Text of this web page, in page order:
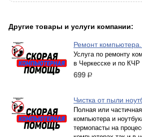
Другие товары и услуги компании:
Ремонт компьютера.
Услуга по ремонту
в Черкесске и по КЧР
699 р.
Чистка от пыли
Полная или
компьютера и
термопасты на